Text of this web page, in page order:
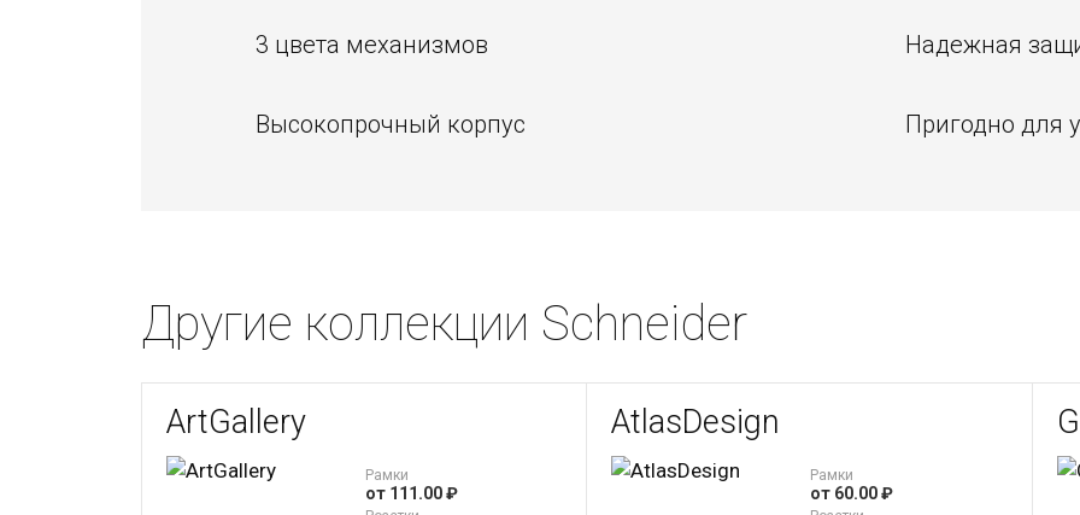
3 цвета механизмов
Высокопрочный корпус
Надежная
Пригодно для
Другие коллекции Schneider
ArtGallery
Рамки
от 111.00 ₽
AtlasDesign
Рамки
от 60.00 ₽